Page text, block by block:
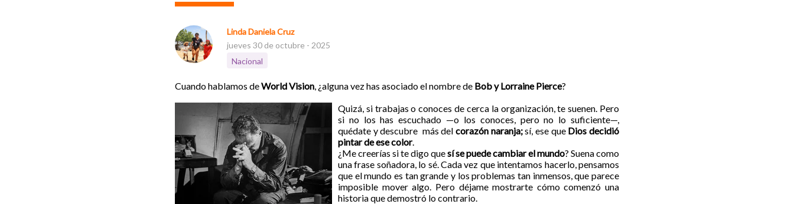
Linda Daniela Cruz
jueves 30 de octubre - 2025
Nacional
Cuando hablamos deWorld Vision, ¿alguna vez has asociado el nombre de Bob y Lorraine Pierce?
Quizá, si trabajas o conoces de cerca la organización, te suenen. Pero
si no los has escuchado —o los conoces, pero no lo suficiente—,
quédate y descubre más del corazón naranja;sí, ese que Dios decidió
pintar de ese color.
¿Me creerías si te digo quesí se puede cambiar el mundo? Suena como
una frase soñadora, lo sé. Cada vez que intentamos hacerlo, pensamos
que el mundo es tan grande y los problemas tan inmensos, que parece
imposible mover algo. Pero déjame mostrarte cómo comenzó una
historia que demostró lo contrario.